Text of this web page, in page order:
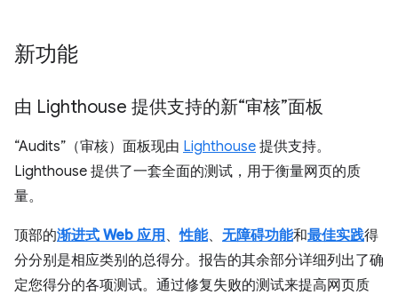
新功能
由 Lighthouse 提供支持的新“审核”面板
“Audits”（审核）面板现由 Lighthouse 提供支持。
Lighthouse 提供了一套全面的测试，用于衡量网页的质
量。
顶部的渐进式 Web 应用、性能、 无障碍功能和最佳实践得
分分别是相应类别的总得分。报告的其余部分详细列出了确
定您得分的各项测试。通过修复失败的测试来提高网页质